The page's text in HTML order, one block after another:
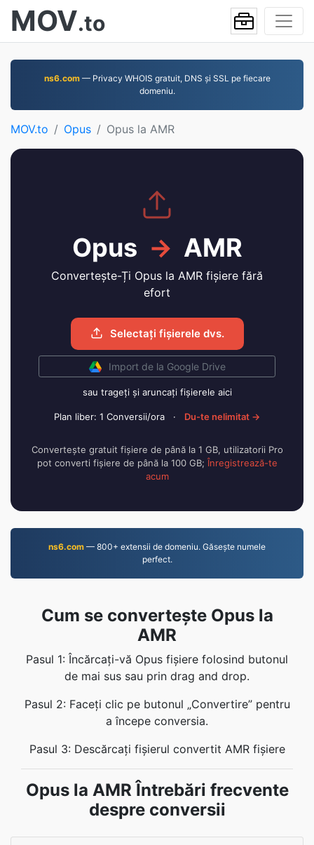
MOV.to
ns6.com— Privacy WHOIS gratuit, DNS și SSL pe fiecare
domeniu.
MOV.to Opus Opus la AMR
Opus → AMR
Convertește-Ți Opus la AMR fișiere fără
efort
Selectați fișierele dvs.
Import de la Google Drive
sau trageți și aruncați fișierele aici
Plan liber: 1 Conversii/ora · Du-te nelimitat →
Convertește gratuit fișiere de până la 1 GB, utilizatorii Pro
pot converti fișiere de până la 100 GB; Înregistrează-te
acum
ns6.com — 800+ extensii de domeniu. Găsește numele
perfect.
Cum se convertește Opus la
AMR
Pasul 1: Încărcați-vă Opus fișiere folosind butonul
de mai sus sau prin drag and drop.
Pasul 2: Faceți clic pe butonul „Convertire” pentru
a începe conversia.
Pasul 3: Descărcați fișierul convertit AMR fișiere
Opus la AMR Întrebări frecvente
despre conversii